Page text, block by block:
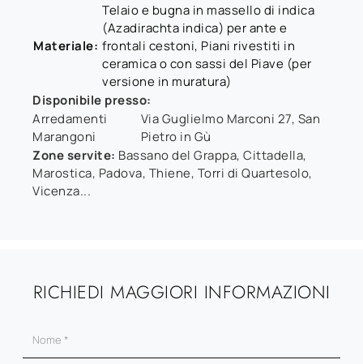
Materiale:
Telaio e bugna in massello di indica
(Azadirachta indica) per ante e
frontali cestoni, Piani rivestiti in
ceramica o con sassi del Piave (per
versione in muratura)
Disponibile presso:
Arredamenti
Marangoni
Via Guglielmo Marconi 27, San
Pietro in Gù
Zone servite: Bassano del Grappa, Cittadella,
Marostica, Padova, Thiene, Torri di Quartesolo,
Vicenza...
RICHIEDI MAGGIORI INFORMAZIONI